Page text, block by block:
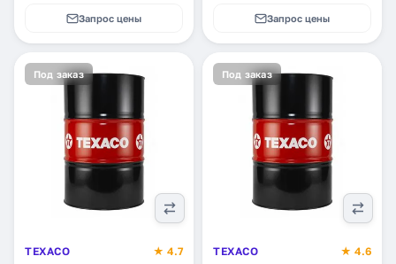
Запрос цены Запрос цены
Под заказ
TEXACO
★ 4.7
Под заказ
TEXACO
★ 4.6